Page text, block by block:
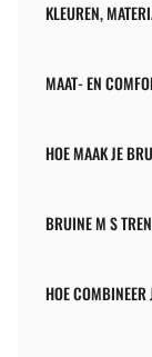
KLEUREN,
MAAT- EN
HOE MAAK JE
BRUINE M S
HOE